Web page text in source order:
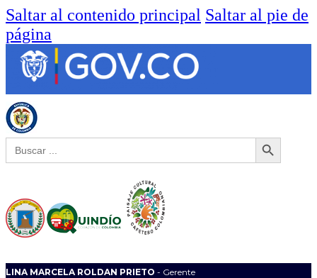
Saltar al contenido principal Saltar al pie de
página
Buscar: Botón de búsqueda
LINA MARCELA ROLDAN PRIETO - Gerente